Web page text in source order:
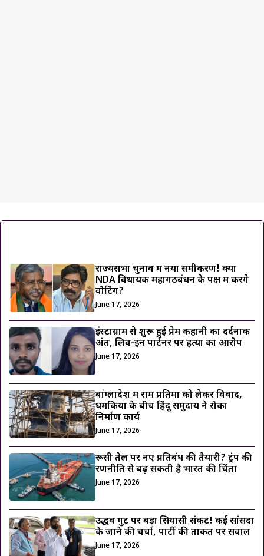
राज्यसभा चुनाव में नया समीकरण! क्या
NDA विधायक महागठबंधन के पक्ष में करेंगे
वोटिंग?
June 17, 2026
इंस्टाग्राम से शुरू हुई प्रेम कहानी का दर्दनाक
अंत, लिव-इन पार्टनर पर हत्या का आरोप
June 17, 2026
बांग्लादेश में राम प्रतिमा को लेकर विवाद,
धमकियों के बीच हिंदू समुदाय ने रोका
निर्माण कार्य
June 17, 2026
रूसी तेल पर नए प्रतिबंध की तैयारी? ट्रंप की
रणनीति से बढ़ सकती है भारत की चिंता
June 17, 2026
उद्धव गुट पर बड़ा सियासी संकट! कई सांसदों
के जाने की चर्चा, पार्टी की ताकत पर सवाल
June 17, 2026